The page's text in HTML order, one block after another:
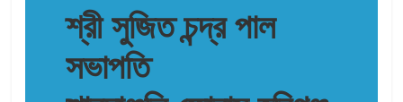
শ্রী সুজিত চন্দ্র পাল
সভাপতি